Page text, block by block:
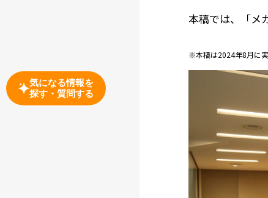
本稿では、「メ
※本稿は2024年8月に
気になる情報を
探す・質問する